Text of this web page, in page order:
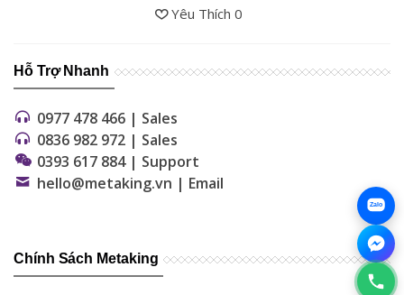
Yêu Thích 0
Hỗ Trợ Nhanh
0977 478 466 | Sales
0836 982 972 | Sales
0393 617 884 | Support
hello@metaking.vn | Email
Chính Sách Metaking
Zalo